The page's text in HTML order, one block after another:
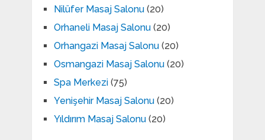
Nilüfer Masaj Salonu(20)
Orhaneli Masaj Salonu(20)
Orhangazi Masaj Salonu(20)
Osmangazi Masaj Salonu(20)
Spa Merkezi(75)
Yenişehir Masaj Salonu(20)
Yıldırım Masaj Salonu(20)